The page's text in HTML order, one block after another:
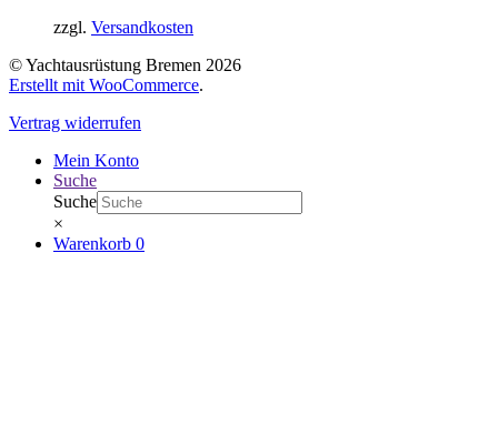
zzgl. Versandkosten
© Yachtausrüstung Bremen 2026
Erstellt mit WooCommerce.
Vertrag widerrufen
Mein Konto
Suche
Suche
×
Warenkorb 0